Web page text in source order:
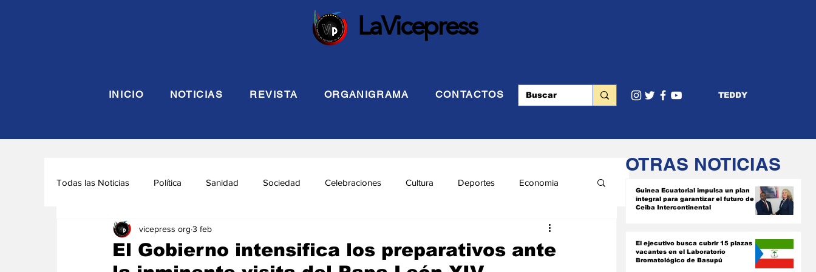
LaVicepress
INICIO NOTICIAS REVISTA ORGANIGRAMA CONTACTOS TEDDY
Todas las Noticias Política Sanidad Sociedad Celebraciones Cultura Deportes Economia
Seguridad y Defensa Turismo INTERIOR
El Gobierno intensifica los preparativos ante
vicepress org 3 feb
OTRAS NOTICIAS
Guinea Ecuatorial impulsa un plan
integral para garantizar el futuro de
Ceiba Intercontinental
El ejecutivo busca cubrir 15 plazas
vacantes en el Laboratorio
Bromatológico de Basupú